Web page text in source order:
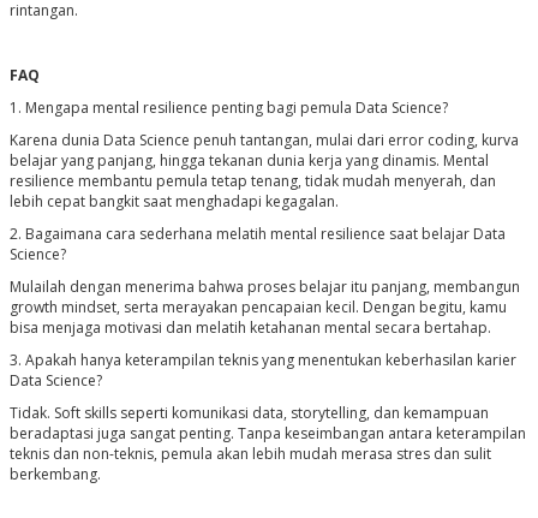
rintangan.
FAQ
1. Mengapa mental resilience penting bagi pemula Data Science?
Karena dunia Data Science penuh tantangan, mulai dari error coding, kurva
belajar yang panjang, hingga tekanan dunia kerja yang dinamis. Mental
resilience membantu pemula tetap tenang, tidak mudah menyerah, dan
lebih cepat bangkit saat menghadapi kegagalan.
2. Bagaimana cara sederhana melatih mental resilience saat belajar Data
Science?
Mulailah dengan menerima bahwa proses belajar itu panjang, membangun
growth mindset, serta merayakan pencapaian kecil. Dengan begitu, kamu
bisa menjaga motivasi dan melatih ketahanan mental secara bertahap.
3. Apakah hanya keterampilan teknis yang menentukan keberhasilan karier
Data Science?
Tidak. Soft skills seperti komunikasi data, storytelling, dan kemampuan
beradaptasi juga sangat penting. Tanpa keseimbangan antara keterampilan
teknis dan non-teknis, pemula akan lebih mudah merasa stres dan sulit
berkembang.